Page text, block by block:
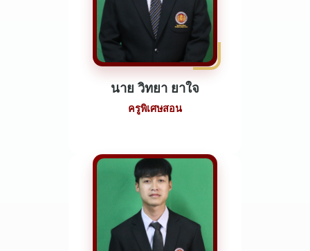
นาย วิทยา ยาใจ
ครูพิเศษสอน